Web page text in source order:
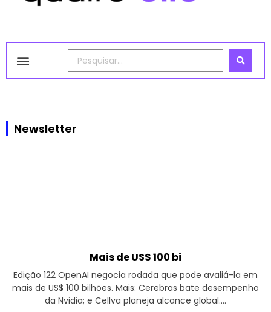
Newsletter
Mais de US$ 100 bi
Edição 122 OpenAI negocia rodada que pode avaliá-la em
mais de US$ 100 bilhões. Mais: Cerebras bate desempenho
da Nvidia; e Cellva planeja alcance global….